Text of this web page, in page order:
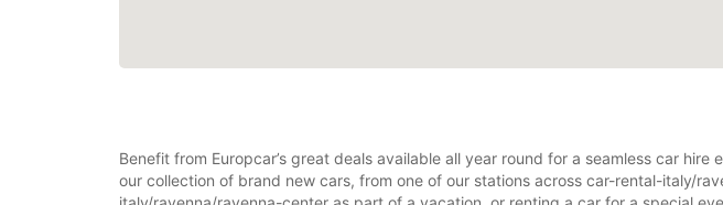
Benefit from Europcar’s great deals available all year round for a seamless car
our collection of brand new cars, from one of our stations across car-rental-italy/